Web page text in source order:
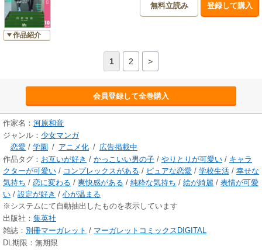
作品紹介
無料立読み 登録して購入
1 2 >
会員登録して全巻購入
作家名： 河原和音
ジャンル： 少女マンガ
恋愛 / 学園 / アニメ化 / 広告掲載中
作品タグ： お互いが好き / かっこいい男の子 / やりとりが可愛い / キャラ
クターが可愛い / コンプレックスがある / ピュアな恋愛 / 学校生活 / 幸せな
気持ち / 恋に変わる / 爽快感がある / 純粋な気持ち / 絵が綺麗 / 表情が可愛
い / 設定が好き / 心が温まる
※システムにて自動抽出したものを表示しています
出版社： 集英社
雑誌： 別冊マーガレット / マーガレットコミックスDIGITAL
DL期限：無期限